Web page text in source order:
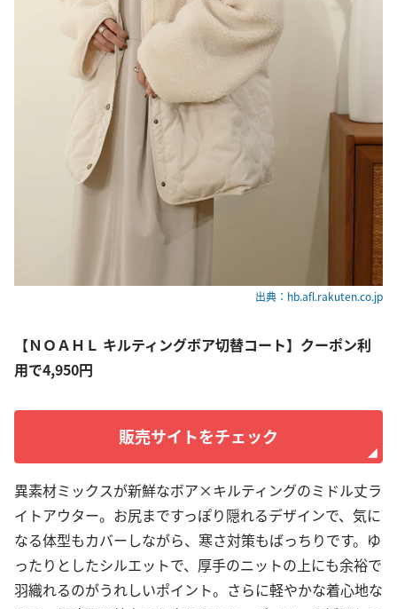
出典：hb.afl.rakuten.co.jp
【ＮＯＡＨＬ キルティングボア切替コート】クーポン利
用で4,950円
販売サイトをチェック
異素材ミックスが新鮮なボア×キルティングのミドル丈ラ
イトアウター。お尻まですっぽり隠れるデザインで、気に
なる体型もカバーしながら、寒さ対策もばっちりです。ゆ
ったりとしたシルエットで、厚手のニットの上にも余裕で
羽織れるのがうれしいポイント。さらに軽やかな着心地な